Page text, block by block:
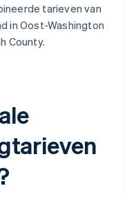
tarieven van
in Oost-Washington
County.